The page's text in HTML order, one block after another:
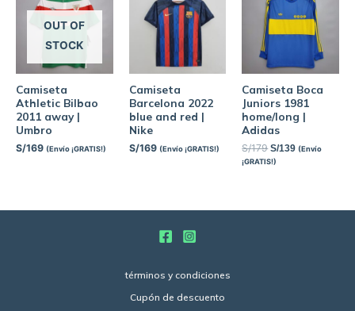
OUT OF
STOCK
Camiseta
Athletic Bilbao
2011 away |
Umbro
S/169 (Envío ¡GRATIS!)
Camiseta
Barcelona 2022
blue and red |
Nike
S/169 (Envío ¡GRATIS!)
Camiseta Boca
Juniors 1981
home/long |
Adidas
S/179 S/139 (Envío
¡GRATIS!)
términos y condiciones
Cupón de descuento